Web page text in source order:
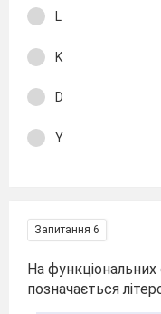
L
K
D
Y
Запитання 6
На функціональних
позначається